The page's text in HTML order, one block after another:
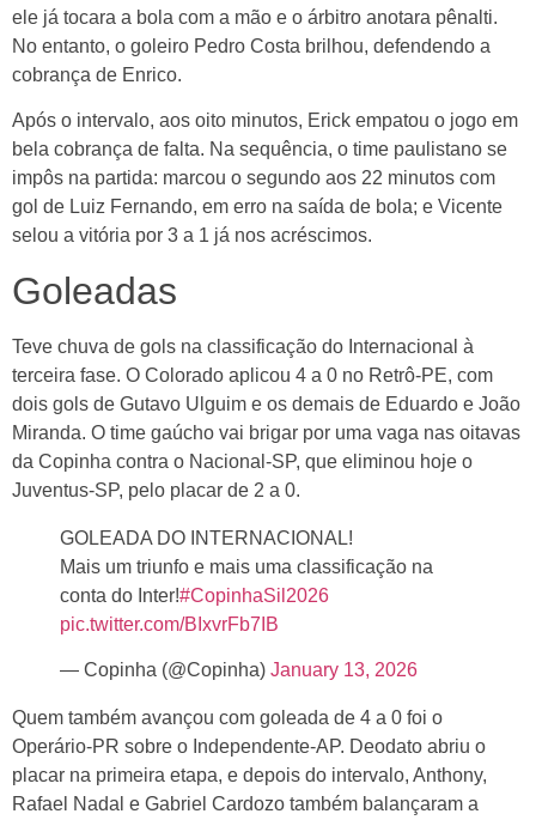
ele já tocara a bola com a mão e o árbitro anotara pênalti.
No entanto, o goleiro Pedro Costa brilhou, defendendo a
cobrança de Enrico.
Após o intervalo, aos oito minutos, Erick empatou o jogo em
bela cobrança de falta. Na sequência, o time paulistano se
impôs na partida: marcou o segundo aos 22 minutos com
gol de Luiz Fernando, em erro na saída de bola; e Vicente
selou a vitória por 3 a 1 já nos acréscimos.
Goleadas
Teve chuva de gols na classificação do Internacional à
terceira fase. O Colorado aplicou 4 a 0 no Retrô-PE, com
dois gols de Gutavo Ulguim e os demais de Eduardo e João
Miranda. O time gaúcho vai brigar por uma vaga nas oitavas
da Copinha contra o Nacional-SP, que eliminou hoje o
Juventus-SP, pelo placar de 2 a 0.
GOLEADA DO INTERNACIONAL!
Mais um triunfo e mais uma classificação na
conta do Inter!#CopinhaSil2026
pic.twitter.com/BIxvrFb7IB
— Copinha (@Copinha) January 13, 2026
Quem também avançou com goleada de 4 a 0 foi o
Operário-PR sobre o Independente-AP. Deodato abriu o
placar na primeira etapa, e depois do intervalo, Anthony,
Rafael Nadal e Gabriel Cardozo também balançaram a